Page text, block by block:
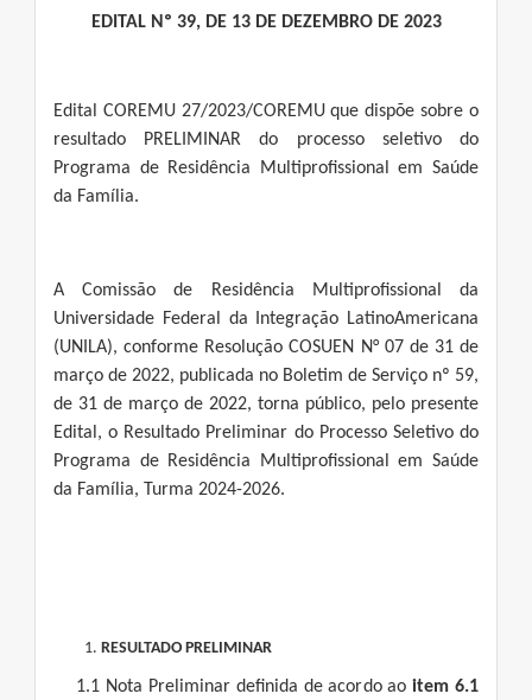
EDITAL Nº 39, DE 13 DE DEZEMBRO DE 2023
Edital COREMU 27/2023/COREMU que dispõe sobre o
resultado PRELIMINAR do processo seletivo do
Programa de Residência Multiprofissional em Saúde
da Família.
A Comissão de Residência Multiprofissional da
Universidade Federal da Integração LatinoAmericana
(UNILA), conforme Resolução COSUEN N° 07 de 31 de
março de 2022, publicada no Boletim de Serviço nº 59,
de 31 de março de 2022, torna público, pelo presente
Edital, o Resultado Preliminar do Processo Seletivo do
Programa de Residência Multiprofissional em Saúde
da Família, Turma 2024-2026.
RESULTADO PRELIMINAR
1.1 Nota Preliminar definida de acordo aoitem 6.1